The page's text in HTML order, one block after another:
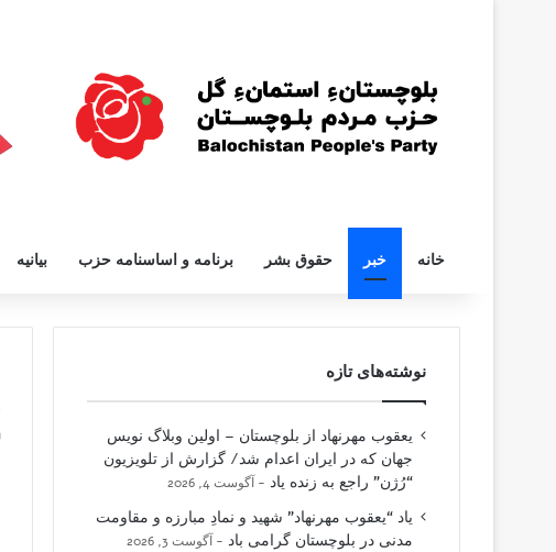
خانه خبر حقوق بشر برنامه و اساسنامه حزب بیانیه
نوشته‌های تازه
یعقوب مهرنهاد از بلوچستان – اولین وبلاگ نویس
جهان که در ایران اعدام شد/ گزارش از تلویزیون
“رُژن” راجع به زنده یاد
آگوست 4, 2026
یاد “یعقوب مهرنهاد” شهید و نمادِ مبارزه و مقاومت
مدنی در بلوچستان گرامی باد
آگوست 3, 2026